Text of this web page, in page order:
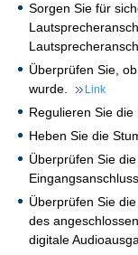
Sorgen Sie für
Überprüfen Sie,
wurde.
Link
Regulieren Sie die
Heben Sie die
Überprüfen Sie
Überprüfen Sie
des
digitale